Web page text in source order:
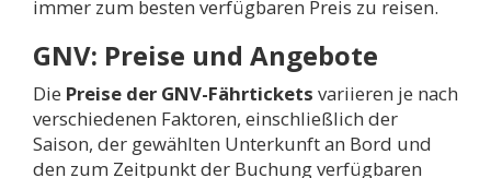
immer zum besten verfügbaren Preis zu reisen.
GNV: Preise und Angebote
Die Preise der GNV-Fährtickets variieren je nach
verschiedenen Faktoren, einschließlich der
Saison, der gewählten Unterkunft an Bord und
den zum Zeitpunkt der Buchung verfügbaren